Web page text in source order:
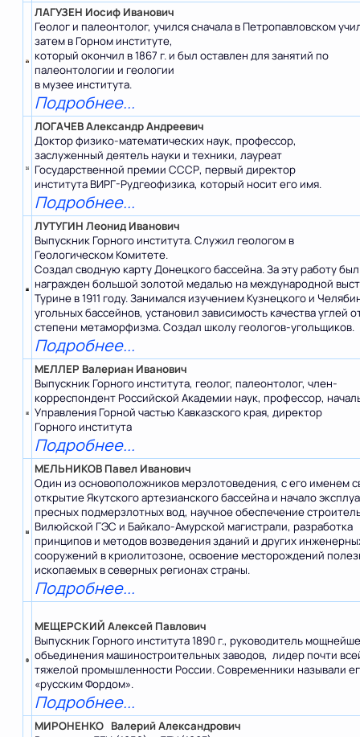
ЛАГУЗЕН Иосиф Иванович
Геолог и палеонтолог, учился сначала в Петропавловском
затем в Горном институте,
который окончил в 1867 г. и был оставлен для занятий по
палеонтологии и геологии
в музее института.
Подробнее...
ЛОГАЧЕВ Александр Андреевич
Доктор физико-математических наук, профессор,
заслуженный деятель науки и техники, лауреат
Государственной премии СССР, первый директор
института ВИРГ-Рудгеофизика, который носит его имя.
Подробнее...
ЛУТУГИН Леонид Иванович
Выпускник Горного института. Служил геологом в
Геологическом Комитете.
Создал сводную карту Донецкого бассейна. За эту работу был
награжден большой золотой медалью на международной
Турине в 1911 году. Занимался изучением Кузнецкого и
угольных бассейнов, установил зависимость качества углей
степени метаморфизма. Создал школу геологов-угольщиков.
Подробнее...
МЕЛЛЕР Валериан Иванович
Выпускник Горного института, геолог, палеонтолог, член-
корреспондент Российской Академии наук, профессор,
Управления Горной частью Кавказского края, директор
Горного института
Подробнее...
МЕЛЬНИКОВ Павел Иванович
Один из основоположников мерзлотоведения, с его именем
открытие Якутского артезианского бассейна и начало
пресных подмерзлотных вод, научное обеспечение
Вилюйской ГЭС и Байкало-Амурской магистрали, разработка
принципов и методов возведения зданий и других
сооружений в криолитозоне, освоение месторождений
ископаемых в северных регионах страны.
Подробнее...
МЕЩЕРСКИЙ Алексей Павлович
Выпускник Горного института 1890 г., руководитель
объединения машиностроительных заводов, лидер почти
тяжелой промышленности России. Современники называли
«русским Фордом».
Подробнее...
МИРОНЕНКО Валерий Александрович